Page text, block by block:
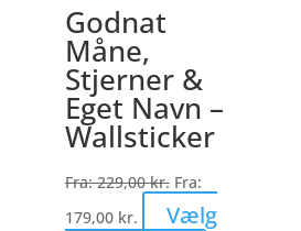
varesiden
Godnat
Måne,
Stjerner &
Eget Navn –
Wallsticker
Fra:229,00kr. Fra:
179,00 kr.
Vælg